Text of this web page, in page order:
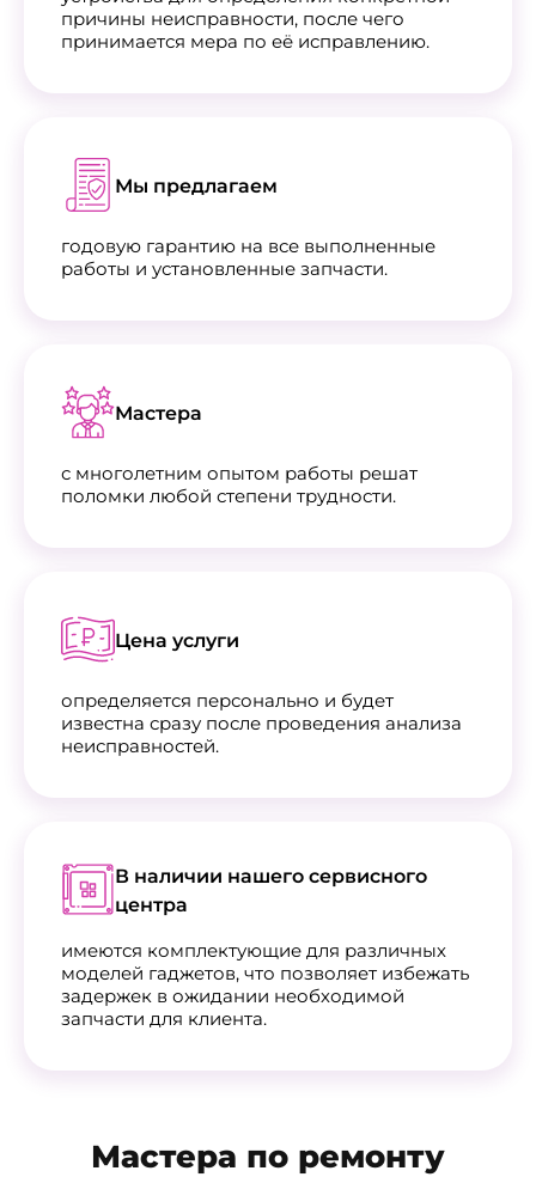
причины неисправности, после чего
принимается мера по её исправлению.
Мы предлагаем
годовую гарантию на все выполненные
работы и установленные запчасти.
Мастера
с многолетним опытом работы решат
поломки любой степени трудности.
Цена услуги
определяется персонально и будет
известна сразу после проведения анализа
неисправностей.
В наличии нашего сервисного
центра
имеются комплектующие для различных
моделей гаджетов, что позволяет избежать
задержек в ожидании необходимой
запчасти для клиента.
Мастера по ремонту